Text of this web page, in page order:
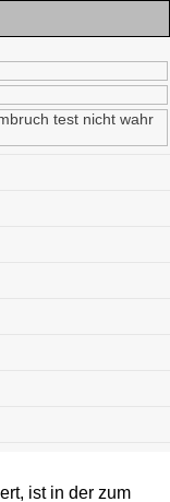
test nicht wahr
moziloCMS
ist in der zum